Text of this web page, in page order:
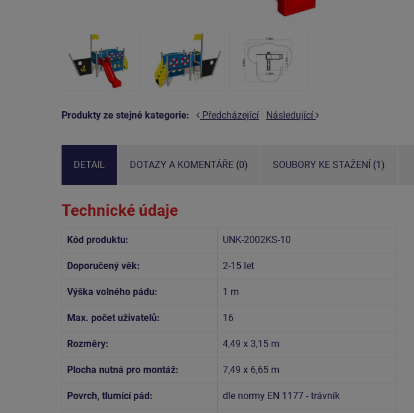
Produkty ze stejné kategorie: Předcházející Následující
DETAIL DOTAZY A KOMENTÁŘE (0) SOUBORY KE STAŽENÍ (1)
Technické údaje
Kód produktu: UNK-2002KS-10
Doporučený věk: 2-15 let
Výška volného pádu: 1 m
Max. počet uživatelů: 16
Rozměry: 4,49 x 3,15 m
Plocha nutná pro montáž: 7,49 x 6,65 m
Povrch, tlumící pád: dle normy EN 1177 - trávník